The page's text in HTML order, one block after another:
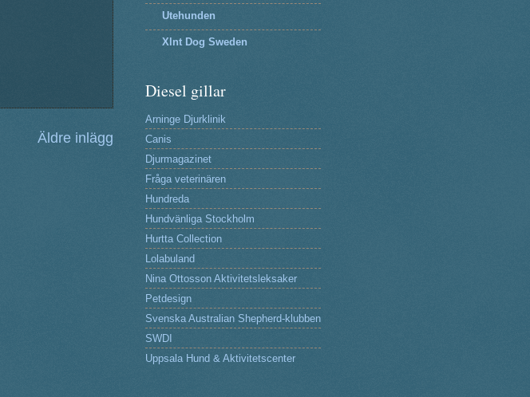
Äldre inlägg
Utehunden
Xlnt Dog Sweden
Diesel gillar
Arninge Djurklinik
Canis
Djurmagazinet
Fråga veterinären
Hundreda
Hundvänliga Stockholm
Hurtta Collection
Lolabuland
Nina Ottosson Aktivitetsleksaker
Petdesign
Svenska Australian Shepherd-klubben
SWDI
Uppsala Hund & Aktivitetscenter